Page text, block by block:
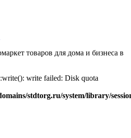
товаров для дома и бизнеса в
write failed: Disk quota
stdtorg.ru/system/library/